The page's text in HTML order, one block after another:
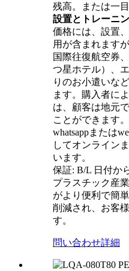
残高。または一
設置とトレーニ
価格には、設置
用が含まれます
国際往復航空券
つ星ホテル）、
りのお小遣いな
ます。購入者に
は、顧客は地元
ことができます
whatsappまたは
してオンライン
います。
保証: B/L 日付か
プラスチック産
がより便利で簡
削減され、お客
す。
問い合わせ詳細